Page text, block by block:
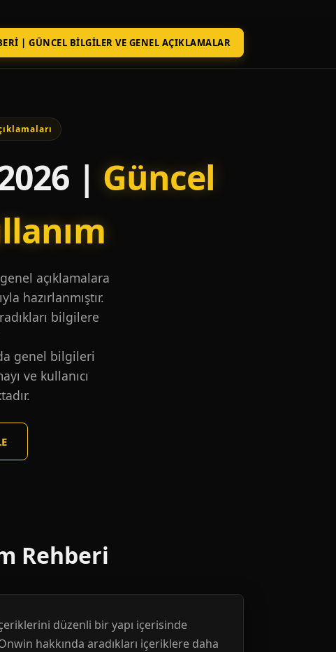
| GÜNCEL BILGILER VE GENEL AÇIKLAMALAR
| Güncel
açıklamalara
hazırlanmıştır.
bilgilere
genel bilgileri
ve kullanıcı
Rehberi
düzenli bir yapı içerisinde
hakkında aradıkları içeriklere daha